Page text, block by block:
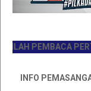
PEMBACA PERTAMA
PEMASANGAN